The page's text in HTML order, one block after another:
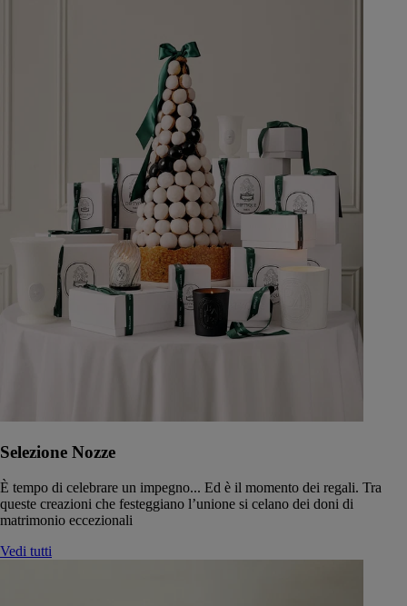
Selezione Nozze
È tempo di celebrare un impegno... Ed è il momento dei regali. Tra
queste creazioni che festeggiano l’unione si celano dei doni di
matrimonio eccezionali
Vedi tutti